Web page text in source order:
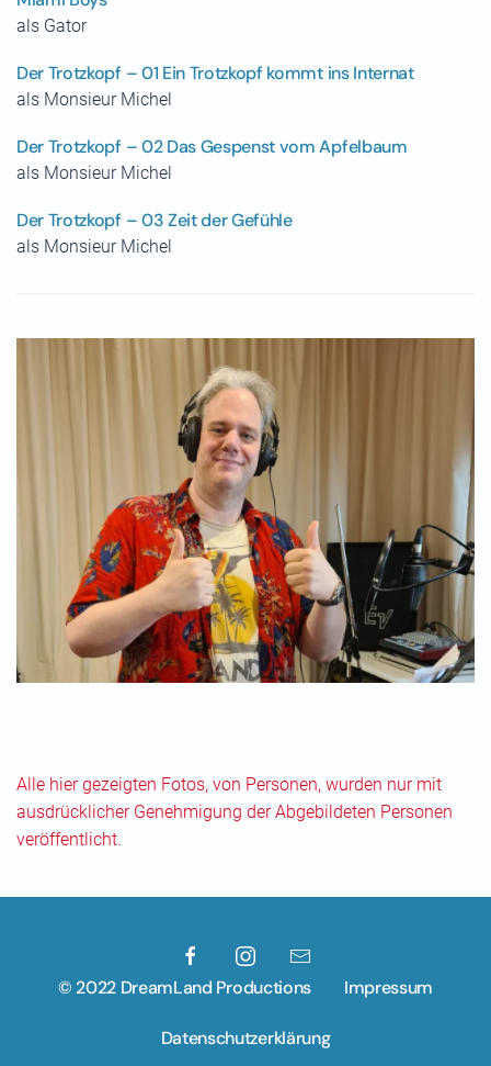
als Gator
Der Trotzkopf – 01 Ein Trotzkopf kommt ins Internat
als Monsieur Michel
Der Trotzkopf – 02 Das Gespenst vom Apfelbaum
als Monsieur Michel
Der Trotzkopf – 03 Zeit der Gefühle
als Monsieur Michel
Alle hier gezeigten Fotos, von Personen, wurden nur mit
ausdrücklicher Genehmigung der Abgebildeten Personen
veröffentlicht.
© 2022 DreamLand Productions Impressum
Datenschutzerklärung